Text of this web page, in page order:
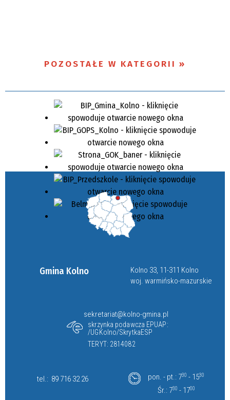
POZOSTAŁE W KATEGORII
Gmina Kolno
Kolno 33, 11-311 Kolno
woj. warmińsko-mazurskie
sekretariat@kolno-gmina.pl
skrzynka podawcza EPUAP:
/UGKolno/SkrytkaESP
TERYT: 2814082
tel.: 89 716 32 26 pon. - pt.: 730 - 1530
Śr.: 730 - 1700